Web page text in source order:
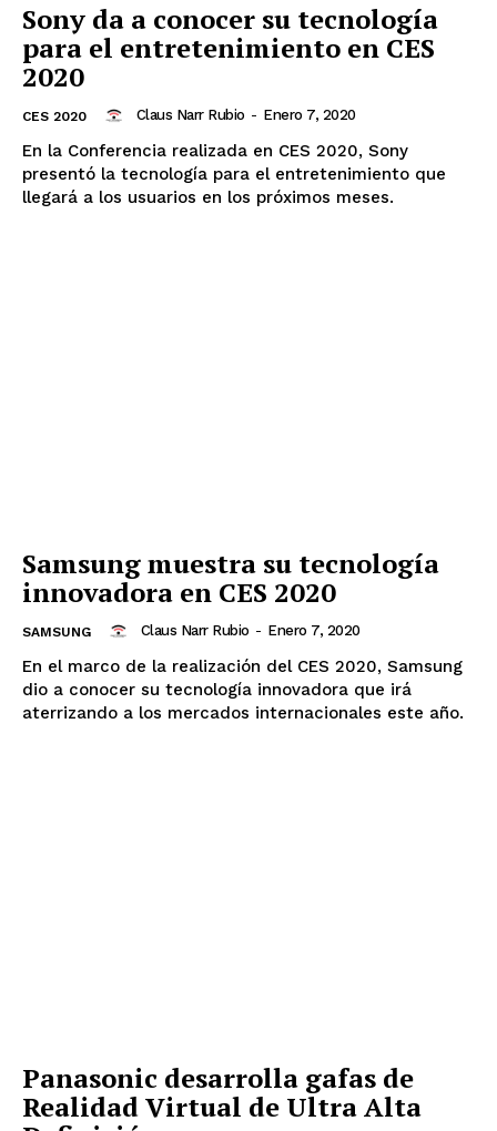
Sony da a conocer su tecnología
para el entretenimiento en CES
2020
CES 2020 Claus Narr Rubio - Enero 7, 2020
En la Conferencia realizada en CES 2020, Sony
presentó la tecnología para el entretenimiento que
llegará a los usuarios en los próximos meses.
Samsung muestra su tecnología
innovadora en CES 2020
SAMSUNG Claus Narr Rubio - Enero 7, 2020
En el marco de la realización del CES 2020, Samsung
dio a conocer su tecnología innovadora que irá
aterrizando a los mercados internacionales este año.
Panasonic desarrolla gafas de
Realidad Virtual de Ultra Alta